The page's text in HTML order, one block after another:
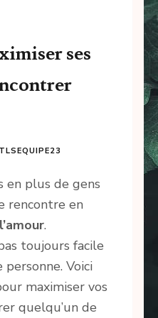
ses
TLSEQUIPE23
en plus de gens
rencontre en
.
toujours facile
Voici
maximiser vos
quelqu’un de